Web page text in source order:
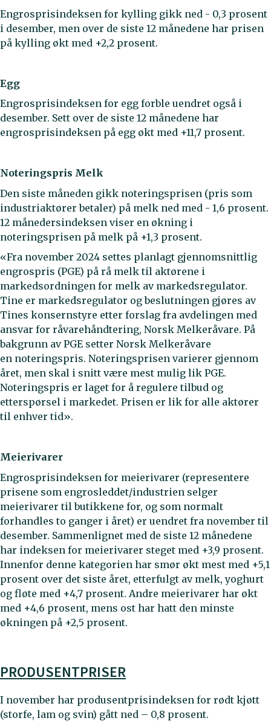
Engrosprisindeksen for kylling gikk ned - 0,3 prosent
i desember, men over de siste 12 månedene har prisen
på kylling økt med +2,2 prosent.
Egg
Engrosprisindeksen for egg forble uendret også i
desember. Sett over de siste 12 månedene har
engrosprisindeksen på egg økt med +11,7 prosent.
Noteringspris Melk
Den siste måneden gikk noteringsprisen (pris som
industriaktører betaler) på melk ned med - 1,6 prosent.
12 månedersindeksen viser en økning i
noteringsprisen på melk på +1,3 prosent.
«Fra november 2024 settes planlagt gjennomsnittlig
engrospris (PGE) på rå melk til aktørene i
markedsordningen for melk av markedsregulator.
Tine er markedsregulator og beslutningen gjøres av
Tines konsernstyre etter forslag fra avdelingen med
ansvar for råvarehåndtering, Norsk Melkeråvare. På
bakgrunn av PGE setter Norsk Melkeråvare
en noteringspris. Noteringsprisen varierer gjennom
året, men skal i snitt være mest mulig lik PGE.
Noteringspris er laget for å regulere tilbud og
etterspørsel i markedet. Prisen er lik for alle aktører
til enhver tid».
Meierivarer
Engrosprisindeksen for meierivarer (representere
prisene som engrosleddet/industrien selger
meierivarer til butikkene for, og som normalt
forhandles to ganger i året) er uendret fra november til
desember. Sammenlignet med de siste 12 månedene
har indeksen for meierivarer steget med +3,9 prosent.
Innenfor denne kategorien har smør økt mest med +5,1
prosent over det siste året, etterfulgt av melk, yoghurt
og fløte med +4,7 prosent. Andre meierivarer har økt
med +4,6 prosent, mens ost har hatt den minste
økningen på +2,5 prosent.
PRODUSENTPRISER
I november har produsentprisindeksen for rødt kjøtt
(storfe, lam og svin) gått ned – 0,8 prosent.